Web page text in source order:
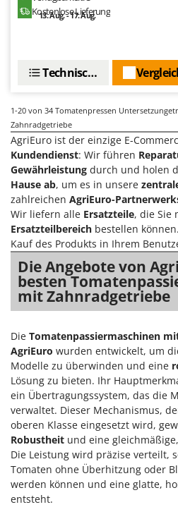
Kostenlose Lieferung
13. Aug. - 17. Aug.
Technische Daten
1-20 von 34 Tomatenpressen
Zahnradgetriebe
AgriEuro ist der einzige E-
Kundendienst: Wir führen
Gewährleistung durch und holen
Hause ab, um es in unsere
zahlreichen AgriEuro-
Wir liefern alle Ersatzteile, die Sie
Ersatzteilbereich bestellen
Kauf des Produkts in Ihrem
Die Angebote von
besten
mit Zahnradgetriebe
Die Tomatenpassiermaschinen
AgriEuro wurden entwickelt, um
Modelle zu überwinden und eine
Lösung zu bieten. Ihr
ein Übertragungssystem, das die
verwaltet. Dieser Mechanismus,
oberen Klasse eingesetzt wird,
Robustheit und eine
Die Leistung wird präzise verteilt,
Tomaten ohne Überhitzung oder
werden können und eine glatte,
entsteht.